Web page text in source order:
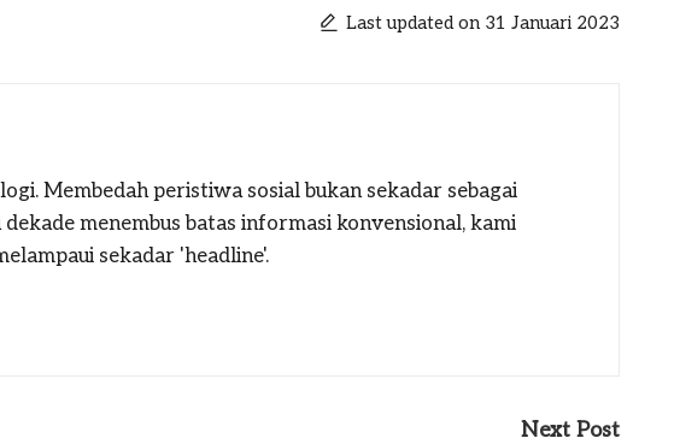
Last updated on 31 Januari 2023
Membedah peristiwa sosial bukan sekadar sebagai
menembus batas informasi konvensional, kami
sekadar 'headline'.
Next Post